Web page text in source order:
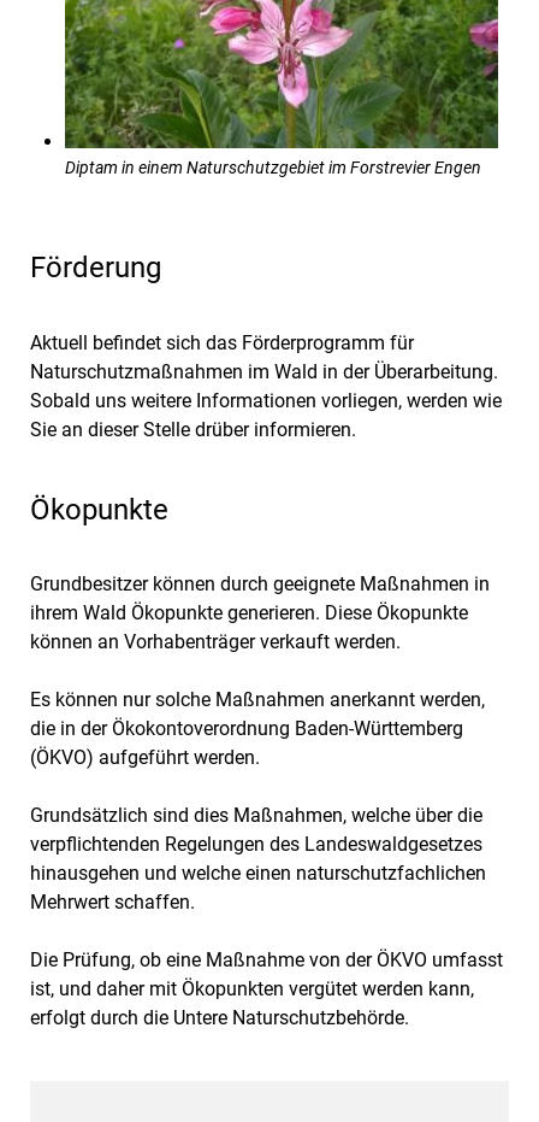
Diptam in einem Naturschutzgebiet im Forstrevier Engen
Förderung
Aktuell befindet sich das Förderprogramm für
Naturschutzmaßnahmen im Wald in der Überarbeitung.
Sobald uns weitere Informationen vorliegen, werden wie
Sie an dieser Stelle drüber informieren.
Ökopunkte
Grundbesitzer können durch geeignete Maßnahmen in
ihrem Wald Ökopunkte generieren. Diese Ökopunkte
können an Vorhabenträger verkauft werden.
Es können nur solche Maßnahmen anerkannt werden,
die in der Ökokontoverordnung Baden-Württemberg
(ÖKVO) aufgeführt werden.
Grundsätzlich sind dies Maßnahmen, welche über die
verpflichtenden Regelungen des Landeswaldgesetzes
hinausgehen und welche einen naturschutzfachlichen
Mehrwert schaffen.
Die Prüfung, ob eine Maßnahme von der ÖKVO umfasst
ist, und daher mit Ökopunkten vergütet werden kann,
erfolgt durch die Untere Naturschutzbehörde.